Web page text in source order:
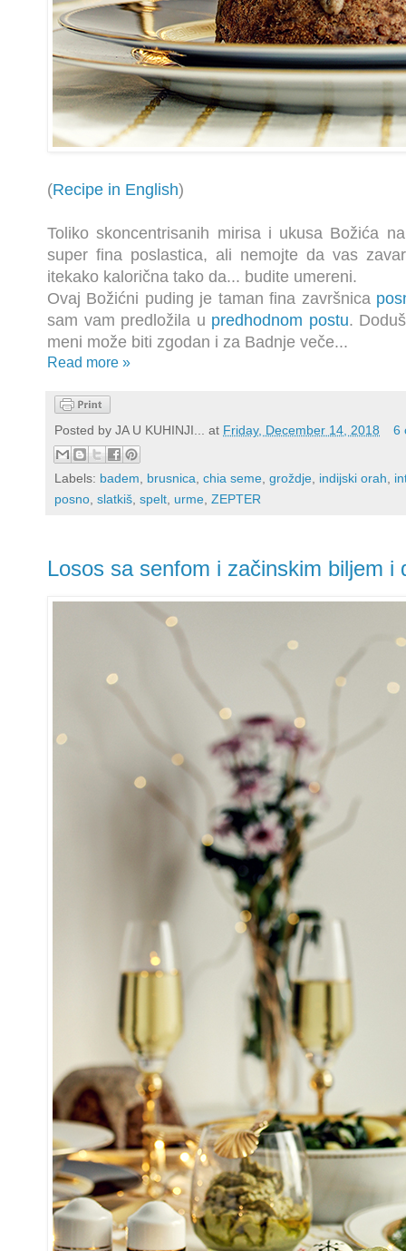
(Recipe in English)
Toliko skoncentrisanih mirisa i ukusa Božića
super fina poslastica, ali nemojte da vas
itekako kalorična tako da... budite umereni.
Ovaj Božićni puding je taman fina završnica
sam vam predložila u predhodnom postu.
meni može biti zgodan i za Badnje veče...
Read more »
Posted by JA U KUHINJI... at Friday, December 14, 2018 6
Labels: badem brusnica chia seme groždje indijski orah
posno slatkiš spelt urme ZEPTER
Losos sa senfom i začinskim biljem i